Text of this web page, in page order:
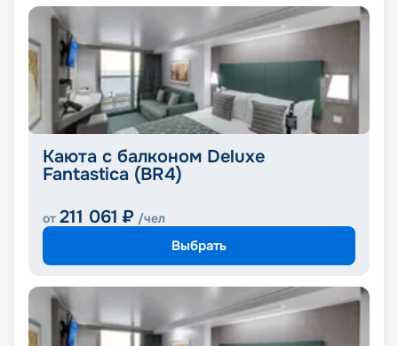
Каюта с балконом Deluxe
Fantastica (BR4)
от 211 061 ₽ /чел
Выбрать